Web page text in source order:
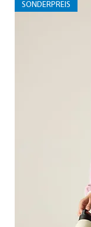
SONDERPREIS